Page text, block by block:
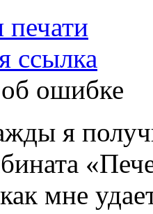
печати
ссылка
ошибке
я
мне